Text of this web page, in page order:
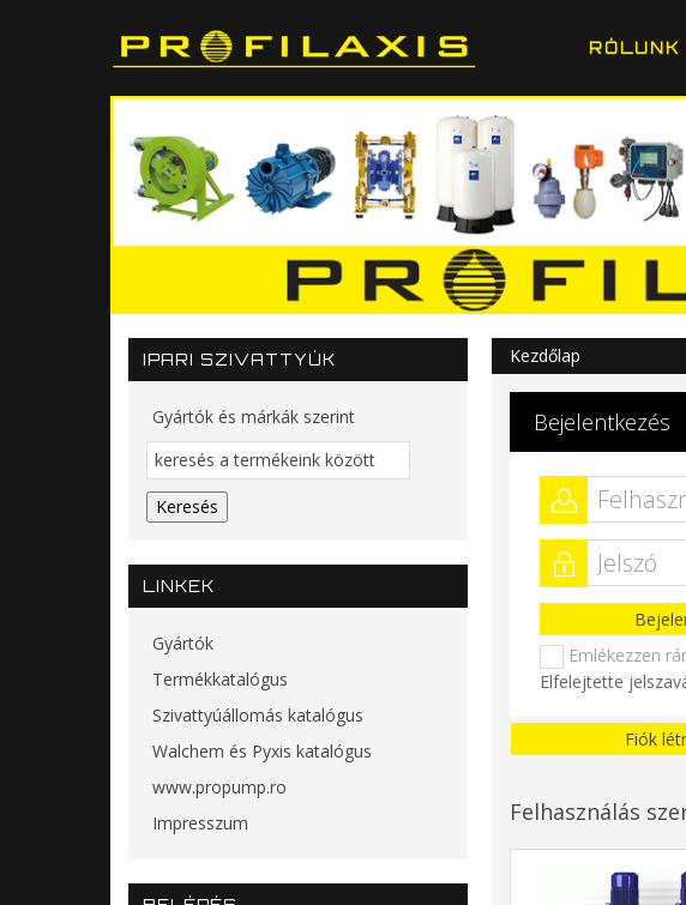
RÓLUNK
Kezdőlap
Bejelentkezés
Emlékezzen
Elfelejtette
Fiók
Felhasználás
IPARI SZIVATTYÚK
Gyártók és márkák szerint
LINKEK
Gyártók
Termékkatalógus
Szivattyúállomás katalógus
Walchem és Pyxis katalógus
www.propump.ro
Impresszum